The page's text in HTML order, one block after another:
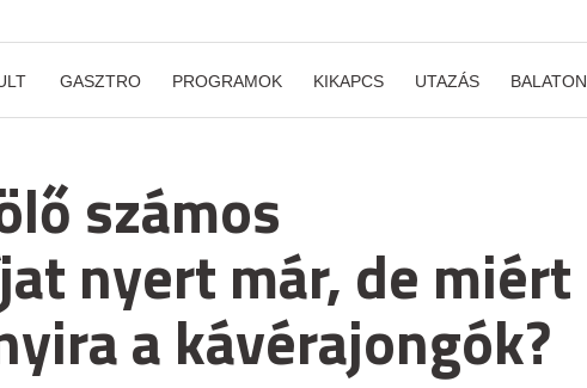
GASZTRO PROGRAMOK KIKAPCS UTAZÁS BALATON
számos
nyert már, de miért
a kávérajongók?